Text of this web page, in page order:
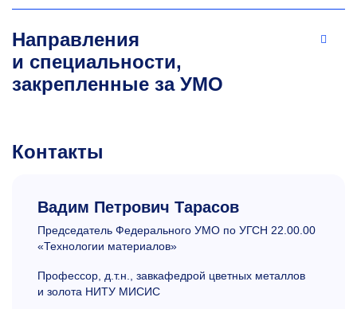
Направления
и специальности,
закрепленные за УМО
Контакты
Вадим Петрович Тарасов
Председатель Федерального УМО по УГСН 22.00.00
«Технологии материалов»
Профессор, д.т.н., завкафедрой цветных металлов
и золота НИТУ МИСИС